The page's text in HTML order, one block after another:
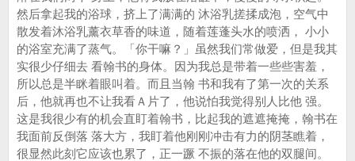
然后拿起我的浴球，挤上了满满的 沐浴乳搓揉成泡，空气中
散发着沐浴乳薰衣草香的味道，随着莲蓬头水的喷洒， 小小
的浴室充满了蒸气。「你干嘛？」虽然我们常做爱，但是我其
实很少仔细去 看翰书的身体。因为我总是带着一些些害羞，
所以总是半眯着眼叫着。而且当翰 书和我有了第一次的关系
后，他就再也不让我看Ａ片了，他说怕我觉得别人比他 强。
这是我很少有的机会直盯着翰书，比起我的遮遮掩掩，翰书在
我面前反倒落 落大方，我盯着他刚刚冲击有力的阴茎瞧着，
很显然此刻它应该也累了，正一蹶 不振的落在他的双腿间。